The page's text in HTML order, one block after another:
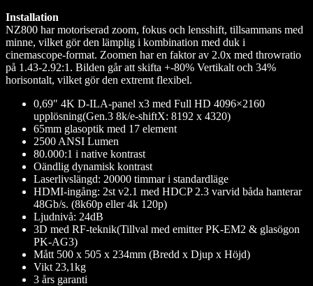
Installation
NZ800 har motoriserad zoom, fokus och lensshift, tillsammans med
minne, vilket gör den lämplig i kombination med duk i
cinemascope-format. Zoomen har en faktor av 2.0x med throwratio
på 1.43-2.92:1. Bilden går att skifta +-80% Vertikalt och 34%
horisontalt, vilket gör den extremt flexibel.
0,69″ 4K D-ILA-panel x3 med Full HD 4096×2160
upplösning(Gen.3 8k/e-shiftX: 8192 x 4320)
65mm glasoptik med 17 element
2500 ANSI Lumen
80.000:1 i native kontrast
Oändlig dynamisk kontrast
Laserlivslängd: 20000 timmar i standardläge
HDMI-ingång: 2st v2.1 med HDCP 2.3 varvid båda hanterar
48Gb/s. (8k60p eller 4k 120p)
Ljudnivå: 24dB
3D med RF-teknik(Tillval med emitter PK-EM2 & glasögon
PK-AG3)
Mått 500 x 505 x 234mm (Bredd x Djup x Höjd)
Vikt 23,1kg
3 års garanti